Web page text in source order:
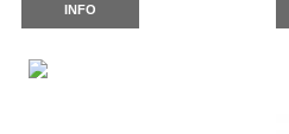
INFO